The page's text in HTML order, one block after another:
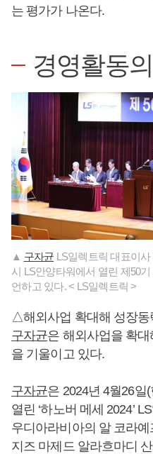
는 평가가 나온다.
경영활동
▲ 구자균 LS일렉트릭 대표이
시 LS안양타워에서 열린 제50
언하고 있다. < LS일렉트릭 >
△해외사업 확대해 성장동
구자균은 해외사업을 확
을 기울이고 있다.
구자균은 2024년 4월26일
열린 ‘하노버 메세 2024’
우디아라비아의 알 코라
지즈 마제드 알라흐마디